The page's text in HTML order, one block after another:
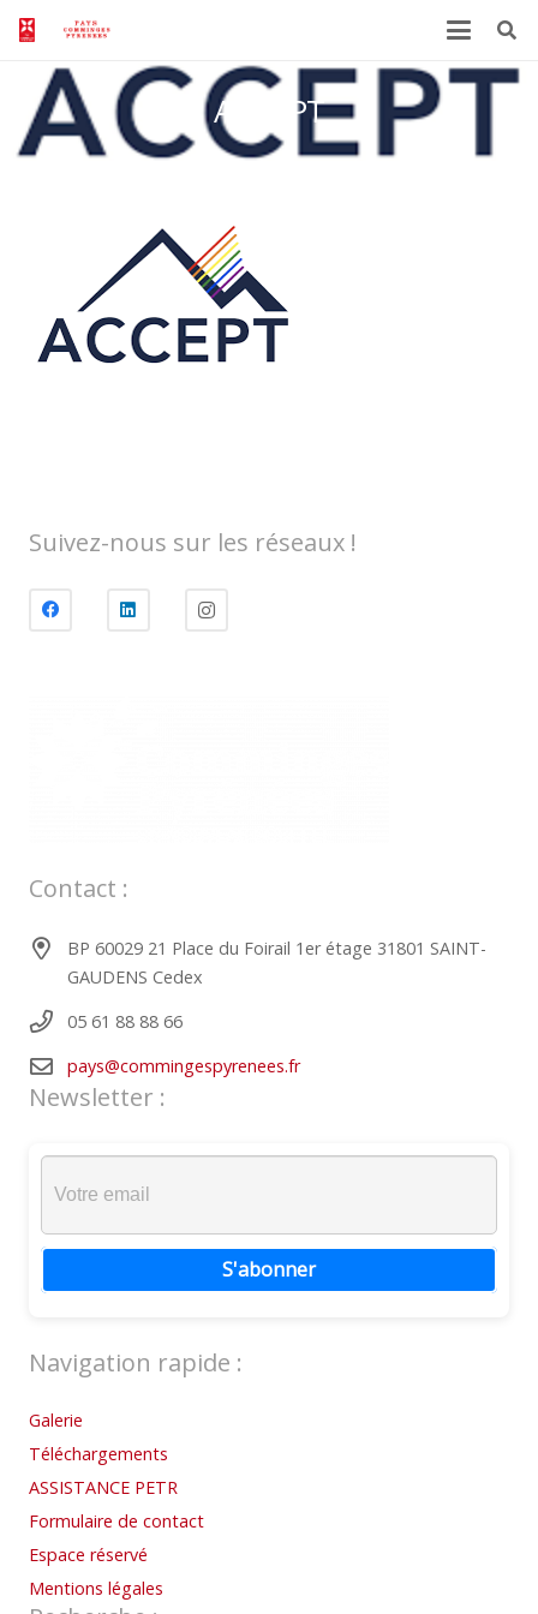
ACCEPT
Suivez-nous sur les réseaux !
Contact :
BP 60029 21 Place du Foirail 1er étage 31801 SAINT-
GAUDENS Cedex
05 61 88 88 66
pays@commingespyrenees.fr
Newsletter :
S'abonner
Navigation rapide :
Galerie
Téléchargements
ASSISTANCE PETR
Formulaire de contact
Espace réservé
Mentions légales